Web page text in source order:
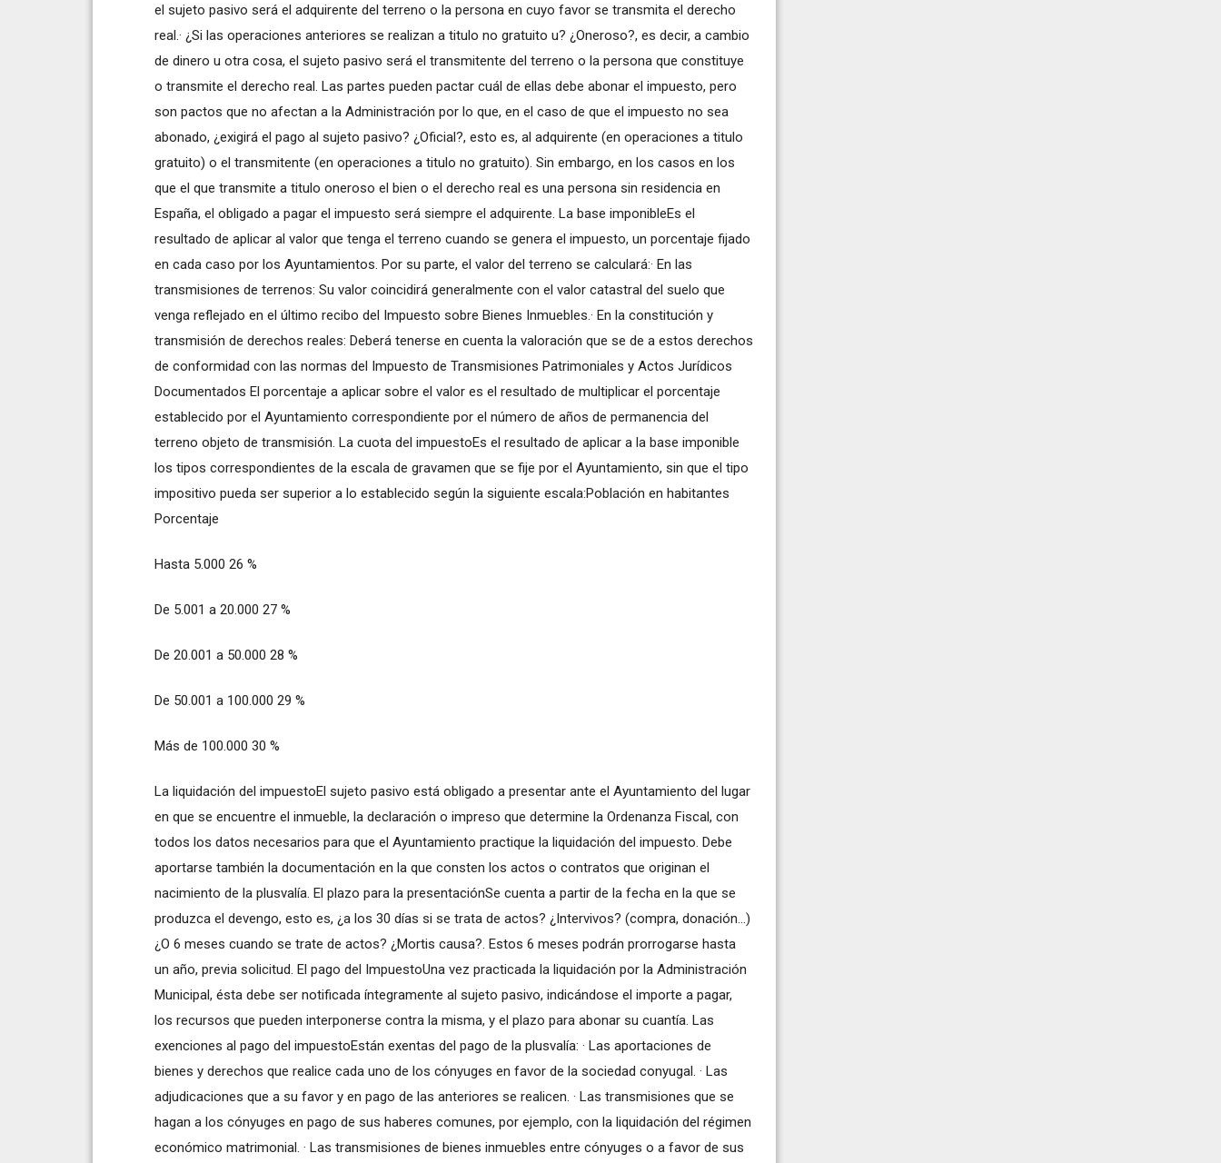
el sujeto pasivo será el adquirente del terreno o la persona en cuyo favor se transmita el derecho
real.· ¿Si las operaciones anteriores se realizan a titulo no gratuito u? ¿Oneroso?, es decir, a cambio
de dinero u otra cosa, el sujeto pasivo será el transmitente del terreno o la persona que constituye
o transmite el derecho real. Las partes pueden pactar cuál de ellas debe abonar el impuesto, pero
son pactos que no afectan a la Administración por lo que, en el caso de que el impuesto no sea
abonado, ¿exigirá el pago al sujeto pasivo? ¿Oficial?, esto es, al adquirente (en operaciones a titulo
gratuito) o el transmitente (en operaciones a titulo no gratuito). Sin embargo, en los casos en los
que el que transmite a titulo oneroso el bien o el derecho real es una persona sin residencia en
España, el obligado a pagar el impuesto será siempre el adquirente. La base imponibleEs el
resultado de aplicar al valor que tenga el terreno cuando se genera el impuesto, un porcentaje fijado
en cada caso por los Ayuntamientos. Por su parte, el valor del terreno se calculará:· En las
transmisiones de terrenos: Su valor coincidirá generalmente con el valor catastral del suelo que
venga reflejado en el último recibo del Impuesto sobre Bienes Inmuebles.· En la constitución y
transmisión de derechos reales: Deberá tenerse en cuenta la valoración que se de a estos derechos
de conformidad con las normas del Impuesto de Transmisiones Patrimoniales y Actos Jurídicos
Documentados El porcentaje a aplicar sobre el valor es el resultado de multiplicar el porcentaje
establecido por el Ayuntamiento correspondiente por el número de años de permanencia del
terreno objeto de transmisión. La cuota del impuestoEs el resultado de aplicar a la base imponible
los tipos correspondientes de la escala de gravamen que se fije por el Ayuntamiento, sin que el tipo
impositivo pueda ser superior a lo establecido según la siguiente escala:Población en habitantes
Porcentaje
Hasta 5.000 26 %
De 5.001 a 20.000 27 %
De 20.001 a 50.000 28 %
De 50.001 a 100.000 29 %
Más de 100.000 30 %
La liquidación del impuestoEl sujeto pasivo está obligado a presentar ante el Ayuntamiento del lugar
en que se encuentre el inmueble, la declaración o impreso que determine la Ordenanza Fiscal, con
todos los datos necesarios para que el Ayuntamiento practique la liquidación del impuesto. Debe
aportarse también la documentación en la que consten los actos o contratos que originan el
nacimiento de la plusvalía. El plazo para la presentaciónSe cuenta a partir de la fecha en la que se
produzca el devengo, esto es, ¿a los 30 días si se trata de actos? ¿Intervivos? (compra, donación...)
¿O 6 meses cuando se trate de actos? ¿Mortis causa?. Estos 6 meses podrán prorrogarse hasta
un año, previa solicitud. El pago del ImpuestoUna vez practicada la liquidación por la Administración
Municipal, ésta debe ser notificada íntegramente al sujeto pasivo, indicándose el importe a pagar,
los recursos que pueden interponerse contra la misma, y el plazo para abonar su cuantía. Las
exenciones al pago del impuestoEstán exentas del pago de la plusvalía: · Las aportaciones de
bienes y derechos que realice cada uno de los cónyuges en favor de la sociedad conyugal. · Las
adjudicaciones que a su favor y en pago de las anteriores se realicen. · Las transmisiones que se
hagan a los cónyuges en pago de sus haberes comunes, por ejemplo, con la liquidación del régimen
económico matrimonial. · Las transmisiones de bienes inmuebles entre cónyuges o a favor de sus